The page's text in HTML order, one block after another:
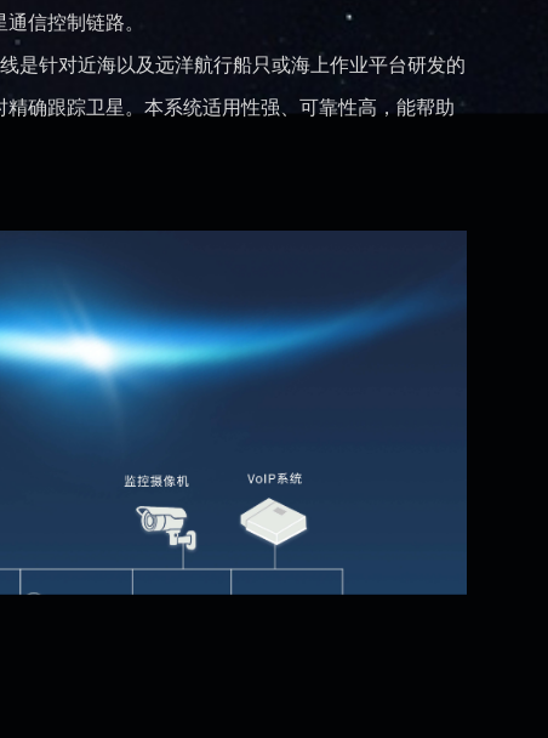
信控制链路。
针对近海以及远洋航行船只或海上作业平台研发的
确跟踪卫星。本系统适用性强、可靠性高，能帮助